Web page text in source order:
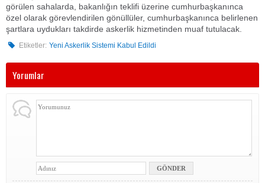
görülen sahalarda, bakanlığın teklifi üzerine cumhurbaşkanınca
özel olarak görevlendirilen gönüllüler, cumhurbaşkanınca belirlenen
şartlara uydukları takdirde askerlik hizmetinden muaf tutulacak.
Etiketler: Yeni Askerlik Sistemi Kabul Edildi
Yorumlar